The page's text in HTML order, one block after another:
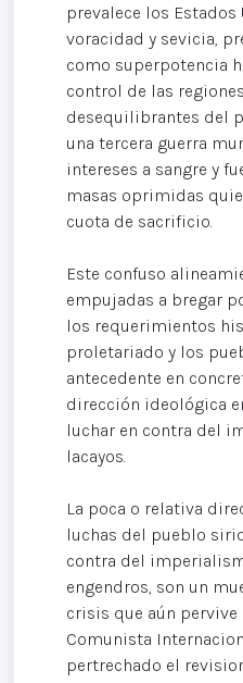
prevalece los Estados
voracidad y sevicia,
como superpotencia
control de las
desequilibrantes del
una tercera guerra
intereses a sangre y
masas oprimidas
cuota de sacrificio.
Este confuso
empujadas a bregar
los requerimientos
proletariado y los
antecedente en
dirección ideológica
luchar en contra del
lacayos.
La poca o relativa
luchas del pueblo
contra del
engendros, son un
crisis que aún
Comunista
pertrechado el